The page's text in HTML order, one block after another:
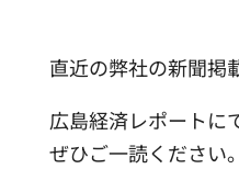
直近の弊社の新聞掲
広島経済レポートに
ぜひご一読ください。